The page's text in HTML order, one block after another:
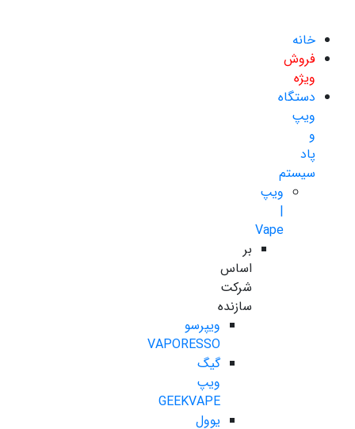
خانه
فروش
ویژه
دستگاه
ویپ
و
پاد
سیستم
ویپ
|
Vape
بر
اساس
شرکت
سازنده
ویپرسو
VAPORESSO
گیگ
ویپ
GEEKVAPE
یوول